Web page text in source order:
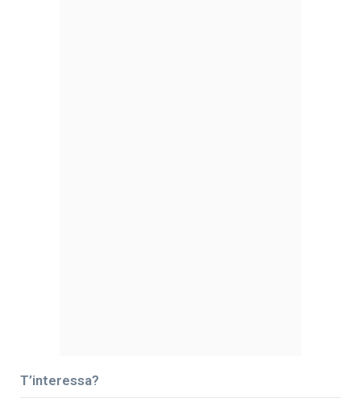
T’interessa?